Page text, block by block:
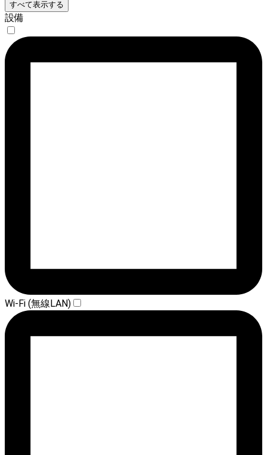
すべて表示する
設備
Wi-Fi (無線LAN)